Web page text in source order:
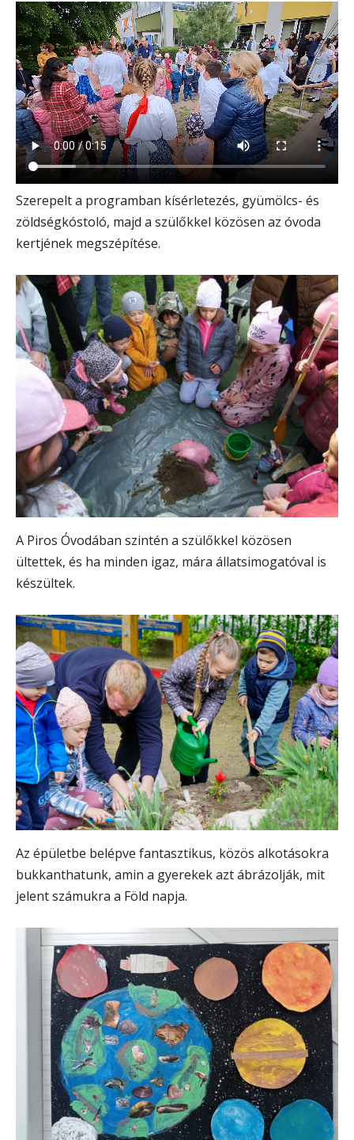
Szerepelt a programban kísérletezés, gyümölcs- és
zöldségkóstoló, majd a szülőkkel közösen az óvoda
kertjének megszépítése.
A Piros Óvodában szintén a szülőkkel közösen
ültettek, és ha minden igaz, mára állatsimogatóval is
készültek.
Az épületbe belépve fantasztikus, közös alkotásokra
bukkanthatunk, amin a gyerekek azt ábrázolják, mit
jelent számukra a Föld napja.